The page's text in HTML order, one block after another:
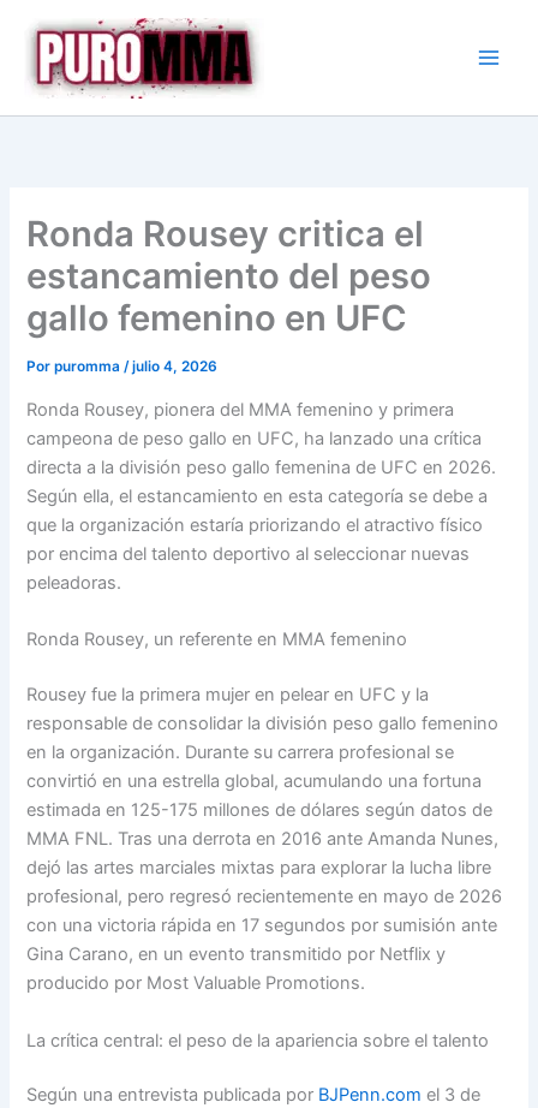
contenido
Ronda Rousey critica el
estancamiento del peso
gallo femenino en UFC
Porpuromma/julio 4, 2026
Ronda Rousey, pionera del MMA femenino y primera
campeona de peso gallo en UFC, ha lanzado una crítica
directa a la división peso gallo femenina de UFC en 2026.
Según ella, el estancamiento en esta categoría se debe a
que la organización estaría priorizando el atractivo físico
por encima del talento deportivo al seleccionar nuevas
peleadoras.
Ronda Rousey, un referente en MMA femenino
Rousey fue la primera mujer en pelear en UFC y la
responsable de consolidar la división peso gallo femenino
en la organización. Durante su carrera profesional se
convirtió en una estrella global, acumulando una fortuna
estimada en 125-175 millones de dólares según datos de
MMA FNL. Tras una derrota en 2016 ante Amanda Nunes,
dejó las artes marciales mixtas para explorar la lucha libre
profesional, pero regresó recientemente en mayo de 2026
con una victoria rápida en 17 segundos por sumisión ante
Gina Carano, en un evento transmitido por Netflix y
producido por Most Valuable Promotions.
La crítica central: el peso de la apariencia sobre el talento
Según una entrevista publicada por BJPenn.com el 3 de